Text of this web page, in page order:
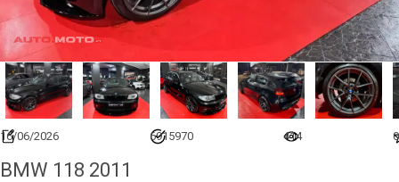
16/06/2026 6915970 414 0
BMW 118 2011